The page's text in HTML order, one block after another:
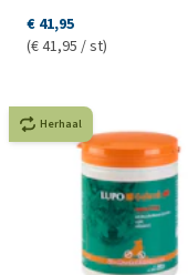
€ 41,95
(€ 41,95 / st)
Herhaal